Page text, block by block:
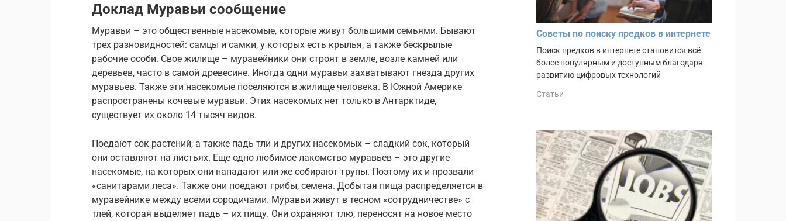
Доклад Муравьи сообщение
Муравьи – это общественные насекомые, которые живут большими семьями. Бывают
трех разновидностей: самцы и самки, у которых есть крылья, а также бескрылые
рабочие особи. Свое жилище – муравейники они строят в земле, возле камней или
деревьев, часто в самой древесине. Иногда одни муравьи захватывают гнезда других
муравьев. Также эти насекомые поселяются в жилище человека. В Южной Америке
распространены кочевые муравьи. Этих насекомых нет только в Антарктиде,
существует их около 14 тысяч видов.
Поедают сок растений, а также падь тли и других насекомых – сладкий сок, который
они оставляют на листьях. Еще одно любимое лакомство муравьев – это другие
насекомые, на которых они нападают или же собирают трупы. Поэтому их и прозвали
«санитарами леса». Также они поедают грибы, семена. Добытая пища распределяется в
муравейнике между всеми сородичами. Муравьи живут в тесном «сотрудничестве» с
тлей, которая выделяет падь – их пищу. Они охраняют тлю, переносят на новое место
Советы по поиску предков в интернете
Поиск предков в интернете становится всё
более популярным и доступным благодаря
развитию цифровых технологий
Статьи